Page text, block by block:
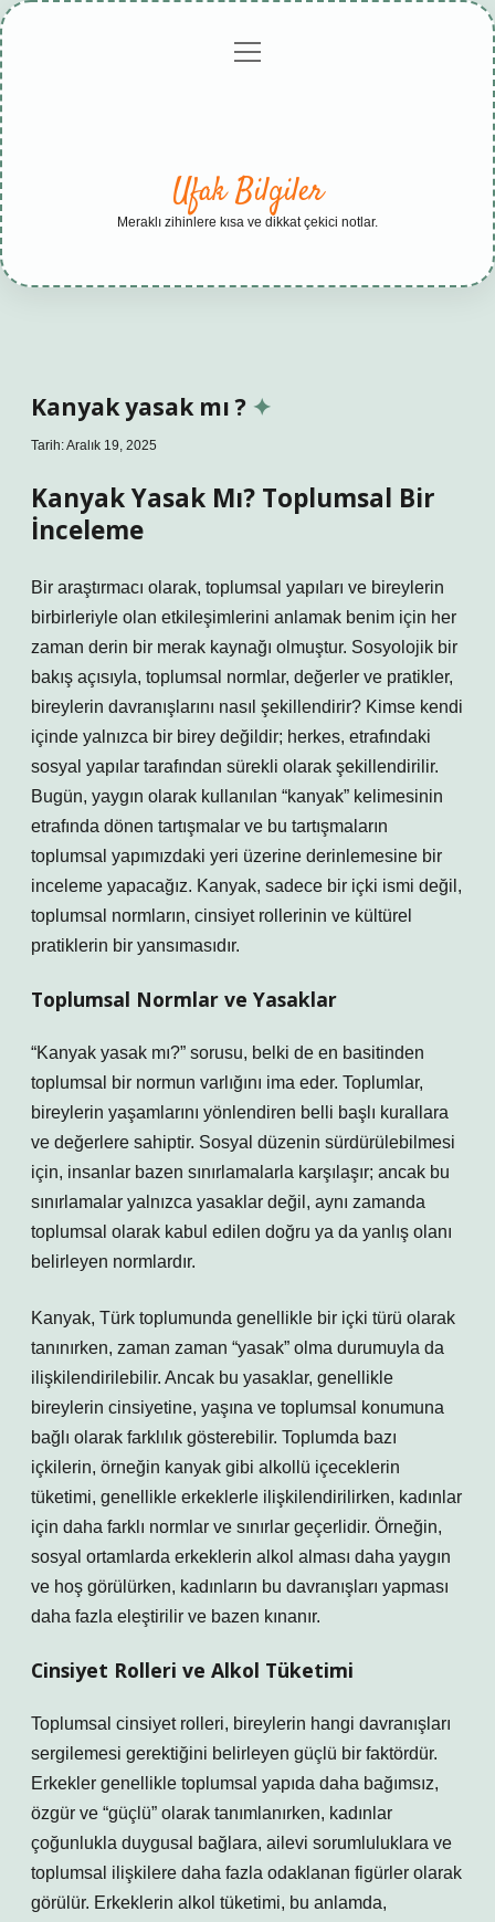
Gizlilikmenüyü
Ufak Bilgiler
Meraklı zihinlere kısa ve dikkat çekici notlar.
Kanyak yasak mı ?
Tarih: Aralık 19, 2025
Kanyak Yasak Mı? Toplumsal Bir
İnceleme
Bir araştırmacı olarak, toplumsal yapıları ve bireylerin
birbirleriyle olan etkileşimlerini anlamak benim için her
zaman derin bir merak kaynağı olmuştur. Sosyolojik bir
bakış açısıyla, toplumsal normlar, değerler ve pratikler,
bireylerin davranışlarını nasıl şekillendirir? Kimse kendi
içinde yalnızca bir birey değildir; herkes, etrafındaki
sosyal yapılar tarafından sürekli olarak şekillendirilir.
Bugün, yaygın olarak kullanılan “kanyak” kelimesinin
etrafında dönen tartışmalar ve bu tartışmaların
toplumsal yapımızdaki yeri üzerine derinlemesine bir
inceleme yapacağız. Kanyak, sadece bir içki ismi değil,
toplumsal normların, cinsiyet rollerinin ve kültürel
pratiklerin bir yansımasıdır.
Toplumsal Normlar ve Yasaklar
“Kanyak yasak mı?” sorusu, belki de en basitinden
toplumsal bir normun varlığını ima eder. Toplumlar,
bireylerin yaşamlarını yönlendiren belli başlı kurallara
ve değerlere sahiptir. Sosyal düzenin sürdürülebilmesi
için, insanlar bazen sınırlamalarla karşılaşır; ancak bu
sınırlamalar yalnızca yasaklar değil, aynı zamanda
toplumsal olarak kabul edilen doğru ya da yanlış olanı
belirleyen normlardır.
Kanyak, Türk toplumunda genellikle bir içki türü olarak
tanınırken, zaman zaman “yasak” olma durumuyla da
ilişkilendirilebilir. Ancak bu yasaklar, genellikle
bireylerin cinsiyetine, yaşına ve toplumsal konumuna
bağlı olarak farklılık gösterebilir. Toplumda bazı
içkilerin, örneğin kanyak gibi alkollü içeceklerin
tüketimi, genellikle erkeklerle ilişkilendirilirken, kadınlar
için daha farklı normlar ve sınırlar geçerlidir. Örneğin,
sosyal ortamlarda erkeklerin alkol alması daha yaygın
ve hoş görülürken, kadınların bu davranışları yapması
daha fazla eleştirilir ve bazen kınanır.
Cinsiyet Rolleri ve Alkol Tüketimi
Toplumsal cinsiyet rolleri, bireylerin hangi davranışları
sergilemesi gerektiğini belirleyen güçlü bir faktördür.
Erkekler genellikle toplumsal yapıda daha bağımsız,
özgür ve “güçlü” olarak tanımlanırken, kadınlar
çoğunlukla duygusal bağlara, ailevi sorumluluklara ve
toplumsal ilişkilere daha fazla odaklanan figürler olarak
görülür. Erkeklerin alkol tüketimi, bu anlamda,